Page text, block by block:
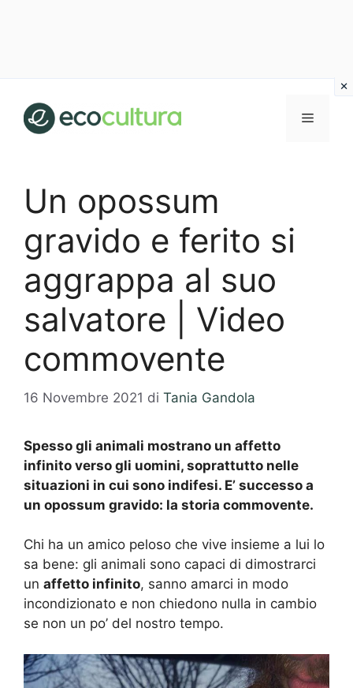
contenuto
MENU
Un opossum
gravido e ferito si
aggrappa al suo
salvatore | Video
commovente
16 Novembre 2021 di Tania Gandola
Spesso gli animali mostrano un affetto
infinito verso gli uomini, soprattutto nelle
situazioni in cui sono indifesi. E’ successo a
un opossum gravido: la storia commovente.
Chi ha un amico peloso che vive insieme a lui lo
sa bene: gli animali sono capaci di dimostrarci
un affetto infinito, sanno amarci in modo
incondizionato e non chiedono nulla in cambio
se non un po’ del nostro tempo.